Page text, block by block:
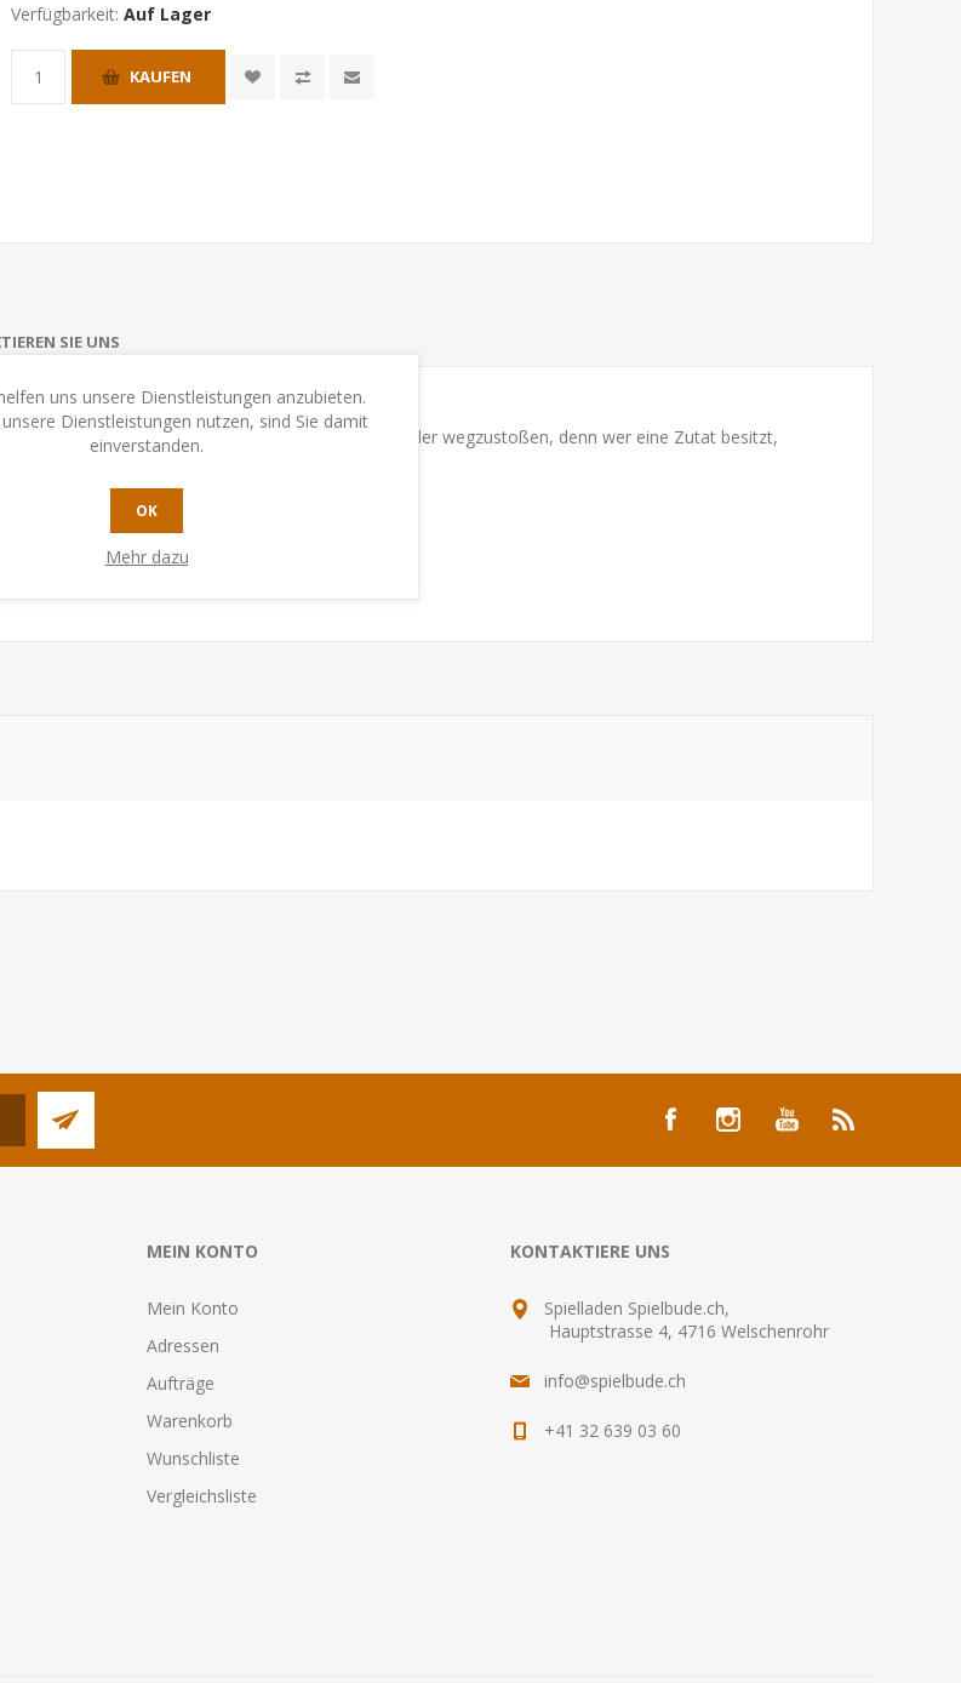
Verfügbarkeit: Auf Lager
KAUFEN
SIE UNS
Gleichzeitig versucht man die Chips anderer Spieler wegzustoßen, denn wer eine Zutat besitzt,
kocht, gewinnt das Spiel.
MEIN KONTO
Mein Konto
Adressen
Aufträge
Warenkorb
Wunschliste
Vergleichsliste
KONTAKTIERE UNS
Spielladen Spielbude.ch,
Hauptstrasse 4, 4716 Welschenrohr
info@spielbude.ch
+41 32 639 03 60
uns unsere Dienstleistungen anzubieten.
Dienstleistungen nutzen, sind Sie damit
einverstanden.
OK
Mehr dazu